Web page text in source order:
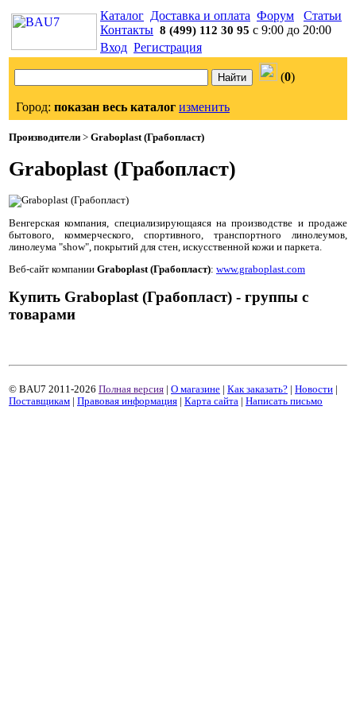
Каталог Доставка и оплата Форум
Статьи
Контакты 8 (499) 112 30 95 с 9:00 до 20:00
Вход Регистрация
(0)
Город: показан весь каталог изменить
Производители > Graboplast (Грабопласт)
Graboplast (Грабопласт)
Венгерская компания, специализирующаяся на производстве и продаже
бытового, коммерческого, спортивного, транспортного линолеумов,
линолеума "show", покрытий для стен, искусственной кожи и паркета.
Веб-сайт компании Graboplast (Грабопласт): www.graboplast.com
Купить Graboplast (Грабопласт) - группы с
товарами
© BAU7 2011-2026 Полная версия | О магазине | Как заказать? | Новости |
Поставщикам | Правовая информация | Карта сайта | Написать письмо